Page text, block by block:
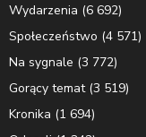
Wydarzenia (6 692)
Społeczeństwo (4 571)
Na sygnale (3 772)
Gorący temat(3 519)
Kronika (1 694)